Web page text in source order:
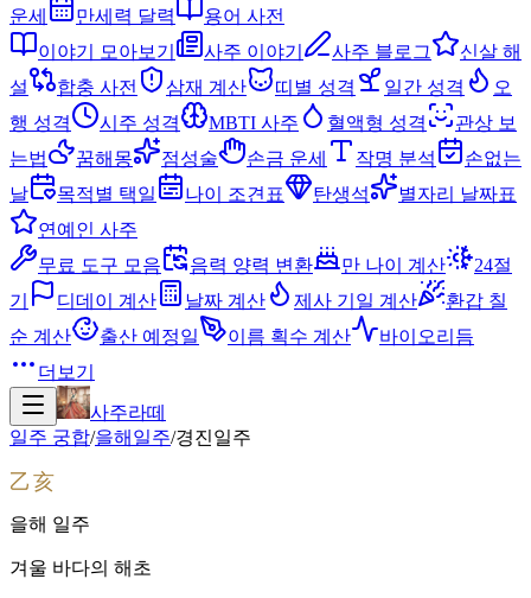
운세
만세력 달력
용어 사전
이야기 모아보기
사주 이야기 사주 블로그
신살 해
설
합충 사전 삼재 계산 띠별 성격 일간 성격
오
행 성격
시주 성격 MBTI 사주 혈액형 성격
관상 보
는법
꿈해몽 점성술 손금 운세 작명 분석
손없는
날
목적별 택일 나이 조견표 탄생석
별자리 날짜표
연예인 사주
무료 도구 모음
음력 양력 변환 만 나이 계산
24절
기
디데이 계산 날짜 계산 제사 기일 계산
환갑 칠
순 계산
출산 예정일 이름 획수 계산
바이오리듬
더보기
사주라떼
일주 궁합/을해 일주/경진일주
乙亥
을해 일주
겨울 바다의 해초